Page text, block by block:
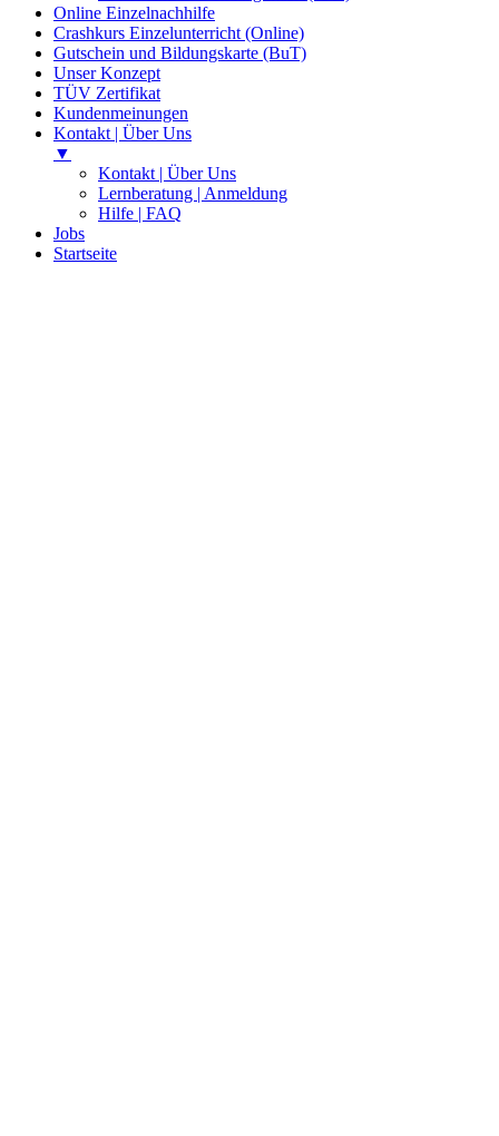
Online Einzelnachhilfe
Crashkurs Einzelunterricht (Online)
Gutschein und Bildungskarte (BuT)
Unser Konzept
TÜV Zertifikat
Kundenmeinungen
Kontakt | Über Uns
▼
Kontakt | Über Uns
Lernberatung | Anmeldung
Hilfe | FAQ
Jobs
Startseite